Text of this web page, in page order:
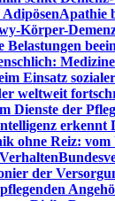
Apathie
Körper-
Einsatz
weltweit
Dienste der
erkennt
ohne Reiz: vom
der